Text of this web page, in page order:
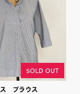
SOLD OUT
ブラウス